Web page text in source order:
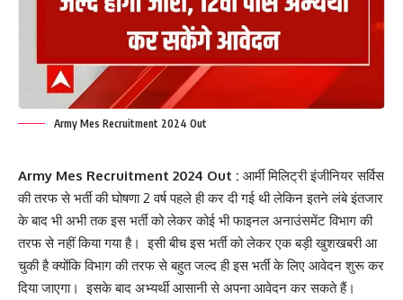
Army Mes Recruitment 2024 Out
Army Mes Recruitment 2024 Out : आर्मी मिलिट्री इंजीनियर सर्विस
की तरफ से भर्ती की घोषणा 2 वर्ष पहले ही कर दी गई थी लेकिन इतने लंबे इंतजार
के बाद भी अभी तक इस भर्ती को लेकर कोई भी फाइनल अनाउंसमेंट विभाग की
तरफ से नहीं किया गया है। इसी बीच इस भर्ती को लेकर एक बड़ी खुशखबरी आ
चुकी है क्योंकि विभाग की तरफ से बहुत जल्द ही इस भर्ती के लिए आवेदन शुरू कर
दिया जाएगा। इसके बाद अभ्यर्थी आसानी से अपना आवेदन कर सकते हैं।